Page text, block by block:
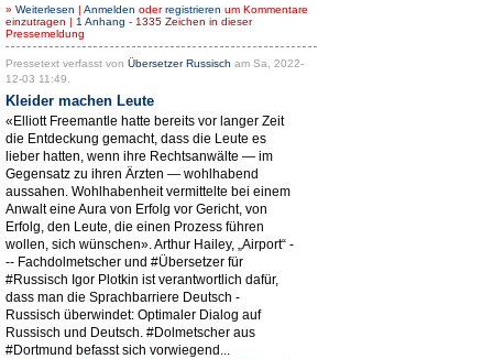
» Weiterlesen | Anmelden oderregistrieren um Kommentare
einzutragen | 1 Anhang - 1335 Zeichen in dieser
Pressemeldung
Pressetext verfasst von Übersetzer Russisch am Sa, 2022-
12-03 11:49.
Kleider machen Leute
«Elliott Freemantle hatte bereits vor langer Zeit
die Entdeckung gemacht, dass die Leute es
lieber hatten, wenn ihre Rechtsanwälte — im
Gegensatz zu ihren Ärzten — wohlhabend
aussahen. Wohlhabenheit vermittelte bei einem
Anwalt eine Aura von Erfolg vor Gericht, von
Erfolg, den Leute, die einen Prozess führen
wollen, sich wünschen». Arthur Hailey, „Airport“ -
-- Fachdolmetscher und #Übersetzer für
#Russisch Igor Plotkin ist verantwortlich dafür,
dass man die Sprachbarriere Deutsch -
Russisch überwindet: Optimaler Dialog auf
Russisch und Deutsch. #Dolmetscher aus
#Dortmund befasst sich vorwiegend...